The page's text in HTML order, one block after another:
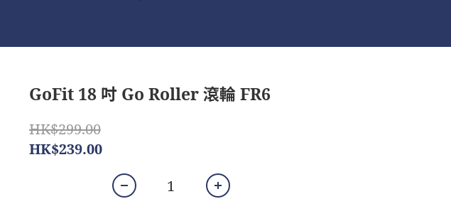
GoFit 18 吋 Go Roller 滾輪 FR6
HK$299.00
HK$239.00